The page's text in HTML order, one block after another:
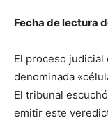
Fecha de lectura
El proceso
denominada
El tribunal
emitir este